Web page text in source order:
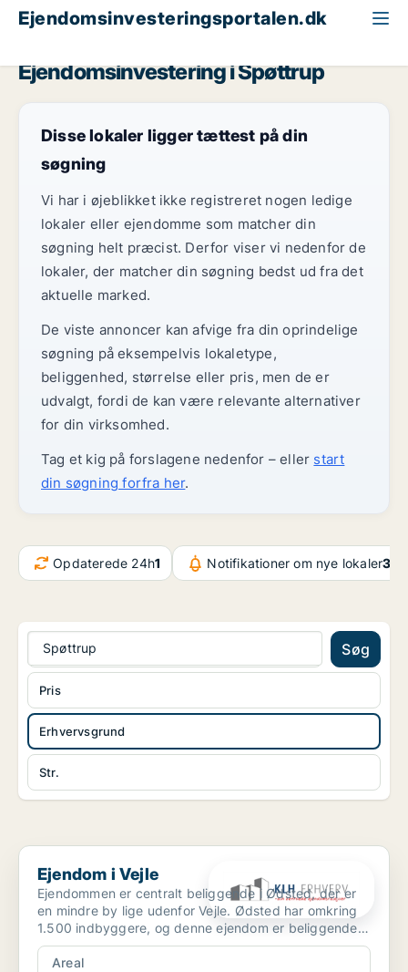
Ejendomsinvesteringsportalen.dk
Ejendomsinvestering i Spøttrup
Disse lokaler ligger tættest på din
søgning
Vi har i øjeblikket ikke registreret nogen ledige
lokaler eller ejendomme som matcher din
søgning helt præcist. Derfor viser vi nedenfor de
lokaler, der matcher din søgning bedst ud fra det
aktuelle marked.
De viste annoncer kan afvige fra din oprindelige
søgning på eksempelvis lokaletype,
beliggenhed, størrelse eller pris, men de er
udvalgt, fordi de kan være relevante alternativer
for din virksomhed.
Tag et kig på forslagene nedenfor – eller start
din søgning forfra her.
Opdaterede 24h1 Notifikationer om nye lokaler
Spøttrup Søg
Erhvervsgrund
Str.
Pris
Ejendom i Vejle
Ejendom i Vejle
Ejendommen er centralt beliggende i Ødsted, der er
en mindre by lige udenfor Vejle. Ødsted har omkring
1.500 indbyggere, og denne ejendom er beliggende
midt ...
Areal